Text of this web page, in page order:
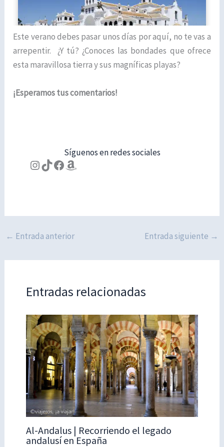
Este verano debes pasar unos días por aquí, no te vas a
arrepentir. ¿Y tú? ¿Conoces las bondades que ofrece
esta maravillosa tierra y sus magníficas playas?
¡Esperamos tus comentarios!
Síguenos en redes sociales
Instagram
TikTok
Facebook
Amazon
← Entrada anterior Entrada siguiente →
Entradas relacionadas
Al-Andalus | Recorriendo el legado
andalusí en España